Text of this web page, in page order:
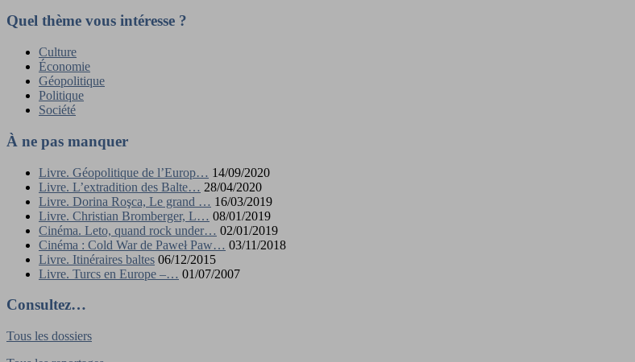
Quel thème vous intéresse ?
Culture
Économie
Géopolitique
Politique
Société
À ne pas manquer
Livre. Géopolitique de l’Europ… 14/09/2020
Livre. L’extradition des Balte… 28/04/2020
Livre. Dorina Roşca, Le grand … 16/03/2019
Livre. Christian Bromberger, L… 08/01/2019
Cinéma. Leto, quand rock under… 02/01/2019
Cinéma : Cold War de Paweł Paw… 03/11/2018
Livre. Itinéraires baltes 06/12/2015
Livre. Turcs en Europe –… 01/07/2007
Consultez…
Tous les dossiers